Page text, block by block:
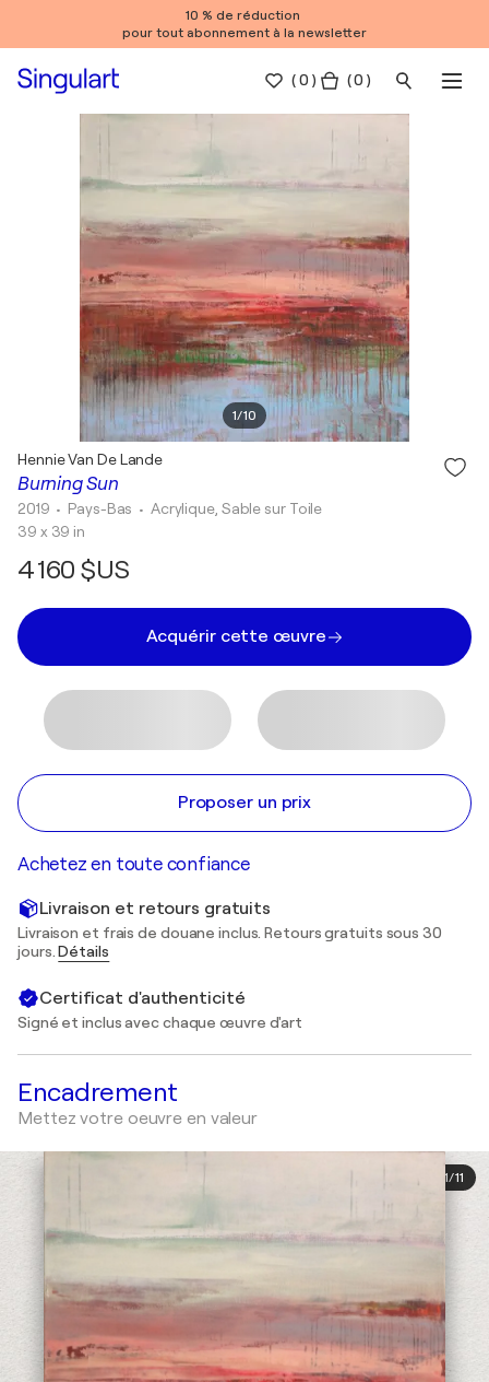
10 % de réduction
pour tout abonnement à la newsletter
(0 ) ( 0 )
1/10
Burning Sun
Hennie Van De Lande
2019 • Pays-Bas • Acrylique, Sable sur Toile
39 x 39 in
4 160 $US
Acquérir cette œuvre
Proposer un prix
Achetez en toute confiance
Livraison et retours gratuits
Livraison et frais de douane inclus. Retours gratuits sous 30
jours.Détails
Certificat d'authenticité
Signé et inclus avec chaque œuvre d'art
Encadrement
Mettez votre oeuvre en valeur
1/11